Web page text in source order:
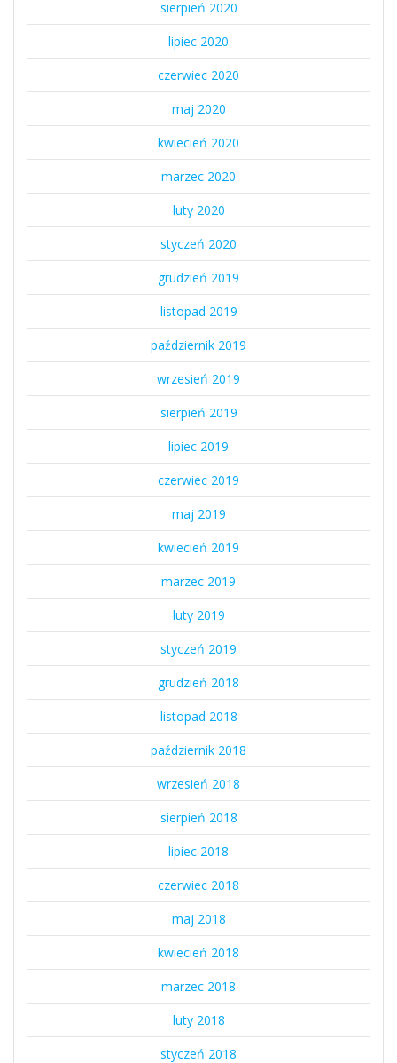
sierpień 2020
lipiec 2020
czerwiec 2020
maj 2020
kwiecień 2020
marzec 2020
luty 2020
styczeń 2020
grudzień 2019
listopad 2019
październik 2019
wrzesień 2019
sierpień 2019
lipiec 2019
czerwiec 2019
maj 2019
kwiecień 2019
marzec 2019
luty 2019
styczeń 2019
grudzień 2018
listopad 2018
październik 2018
wrzesień 2018
sierpień 2018
lipiec 2018
czerwiec 2018
maj 2018
kwiecień 2018
marzec 2018
luty 2018
styczeń 2018